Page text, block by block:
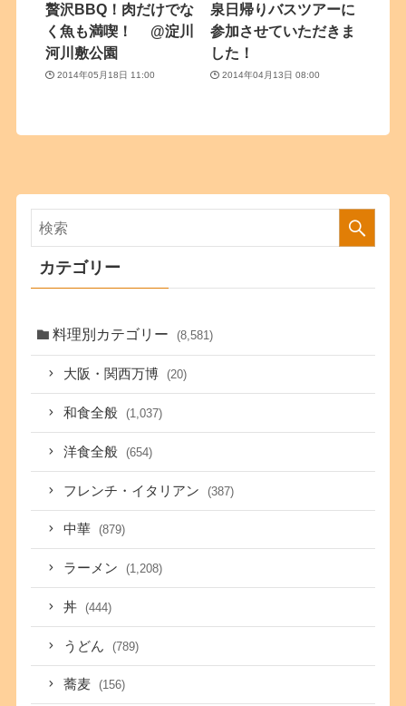
贅沢BBQ！肉だけでな
く魚も満喫！ @淀川
河川敷公園
2014年05月18日 11:00
泉日帰りバスツアーに
参加させていただきま
した！
2014年04月13日 08:00
カテゴリー
料理別カテゴリー (8,581)
大阪・関西万博 (20)
和食全般 (1,037)
洋食全般 (654)
フレンチ・イタリアン (387)
中華 (879)
ラーメン (1,208)
丼 (444)
うどん (789)
蕎麦 (156)